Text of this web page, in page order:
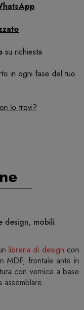
su richiesta
in ogni fase del tuo
lo trovi?
design, mobili
libreria di design con
MDF, frontale ante in
con vernice a base